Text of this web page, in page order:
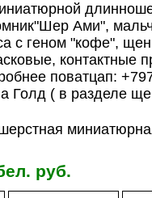
Ами",
с геном "кофе",
контактные
поватцап:
Голд ( в разделе
руб.